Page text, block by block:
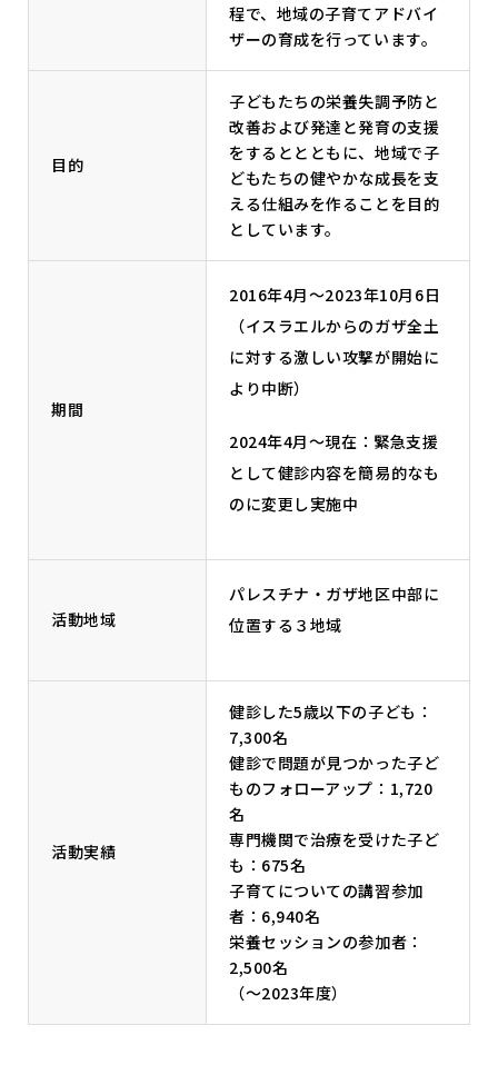
程で、地域の子育てアドバイ
ザーの育成を行っています。
目的
子どもたちの栄養失調予防と
改善および発達と発育の支援
をするととともに、地域で子
どもたちの健やかな成長を支
える仕組みを作ることを目的
としています。
期間
2016年4月～2023年10月6日
（イスラエルからのガザ全土
に対する激しい攻撃が開始に
より中断）
2024年4月～現在：緊急支援
として健診内容を簡易的なも
のに変更し実施中
活動地域
パレスチナ・ガザ地区中部に
位置する３地域
活動実績
健診した5歳以下の子ども：
7,300名
健診で問題が見つかった子ど
ものフォローアップ：1,720
名
専門機関で治療を受けた子ど
も：675名
子育てについての講習参加
者：6,940名
栄養セッションの参加者：
2,500名
（～2023年度）